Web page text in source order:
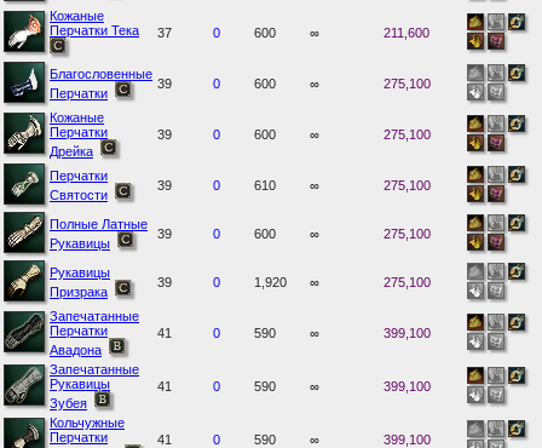
Кожаные
Перчатки Тека
37 0 600 ∞ 211,600
Благословенные
Перчатки
39 0 600 ∞ 275,100
Кожаные
Перчатки
Дрейка
39 0 600 ∞ 275,100
Перчатки
Святости
39 0 610 ∞ 275,100
Полные Латные
Рукавицы
39 0 600 ∞ 275,100
Рукавицы
Призрака
39 0 1,920 ∞ 275,100
Запечатанные
Перчатки
Авадона
41 0 590 ∞ 399,100
Запечатанные
Рукавицы
Зубея
41 0 590 ∞ 399,100
Кольчужные
Перчатки
41 0 590 ∞ 399,100